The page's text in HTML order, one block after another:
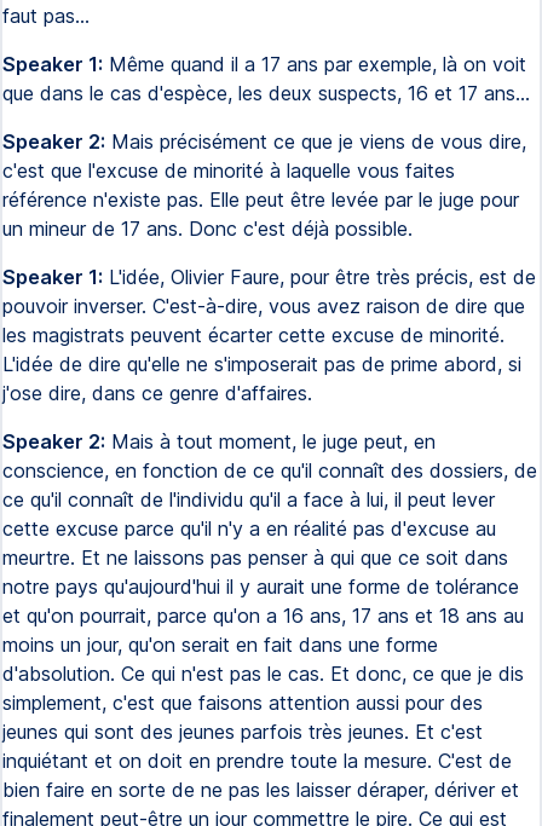
faut pas...
Speaker 1: Même quand il a 17 ans par exemple, là on voit
que dans le cas d'espèce, les deux suspects, 16 et 17 ans...
Speaker 2: Mais précisément ce que je viens de vous dire,
c'est que l'excuse de minorité à laquelle vous faites
référence n'existe pas. Elle peut être levée par le juge pour
un mineur de 17 ans. Donc c'est déjà possible.
Speaker 1: L'idée, Olivier Faure, pour être très précis, est de
pouvoir inverser. C'est-à-dire, vous avez raison de dire que
les magistrats peuvent écarter cette excuse de minorité.
L'idée de dire qu'elle ne s'imposerait pas de prime abord, si
j'ose dire, dans ce genre d'affaires.
Speaker 2: Mais à tout moment, le juge peut, en
conscience, en fonction de ce qu'il connaît des dossiers, de
ce qu'il connaît de l'individu qu'il a face à lui, il peut lever
cette excuse parce qu'il n'y a en réalité pas d'excuse au
meurtre. Et ne laissons pas penser à qui que ce soit dans
notre pays qu'aujourd'hui il y aurait une forme de tolérance
et qu'on pourrait, parce qu'on a 16 ans, 17 ans et 18 ans au
moins un jour, qu'on serait en fait dans une forme
d'absolution. Ce qui n'est pas le cas. Et donc, ce que je dis
simplement, c'est que faisons attention aussi pour des
jeunes qui sont des jeunes parfois très jeunes. Et c'est
inquiétant et on doit en prendre toute la mesure. C'est de
bien faire en sorte de ne pas les laisser déraper, dériver et
finalement peut-être un jour commettre le pire. Ce qui est